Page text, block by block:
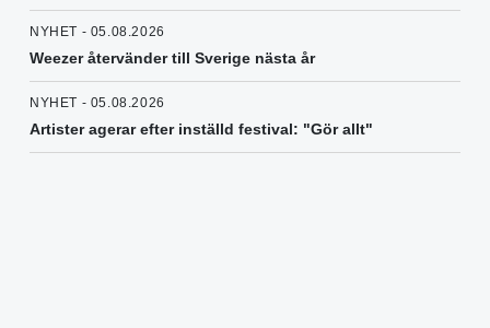
NYHET - 05.08.2026
Weezer återvänder till Sverige nästa år
NYHET - 05.08.2026
Artister agerar efter inställd festival: "Gör allt"